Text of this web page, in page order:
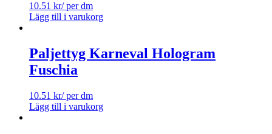
10.51 kr/ per dm
Lägg till i varukorg
Paljettyg Karneval Hologram
Fuschia
10.51 kr/ per dm
Lägg till i varukorg